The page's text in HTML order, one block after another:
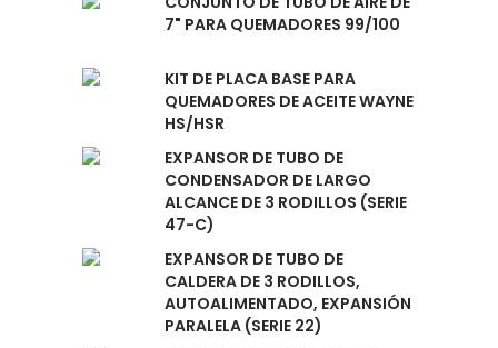
7" PARA QUEMADORES 99/100
KIT DE PLACA BASE PARA
QUEMADORES DE ACEITE WAYNE
HS/HSR
EXPANSOR DE TUBO DE
CONDENSADOR DE LARGO
ALCANCE DE 3 RODILLOS (SERIE
47-C)
EXPANSOR DE TUBO DE
CALDERA DE 3 RODILLOS,
AUTOALIMENTADO, EXPANSIÓN
PARALELA (SERIE 22)